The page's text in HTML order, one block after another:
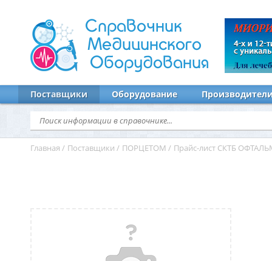
Справочник
Медицинского
Оборудования
Поставщики Оборудование
Главная / Поставщики / ПОРЦЕТОМ / Прайс-лист СКТБ